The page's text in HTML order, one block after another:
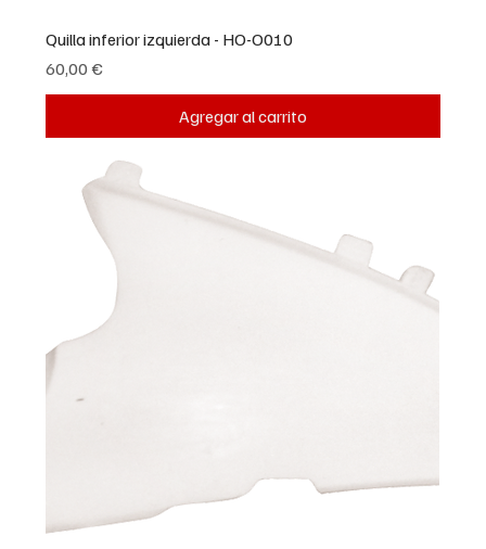
Quilla inferior izquierda - HO-O010
Precio
60,00 €
Agregar al carrito